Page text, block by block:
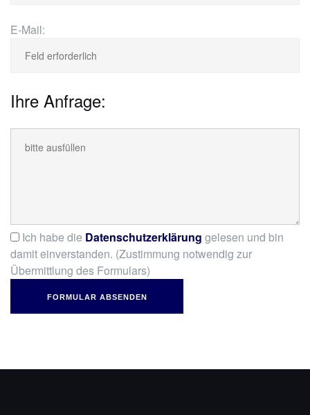
E-Mail:
Ihre Anfrage:
Ich habe die Datenschutzerklärung gelesen und bin
damit einverstanden. (Zustimmung notwendig zur
Übermittlung des Formulars)
FORMULAR ABSENDEN